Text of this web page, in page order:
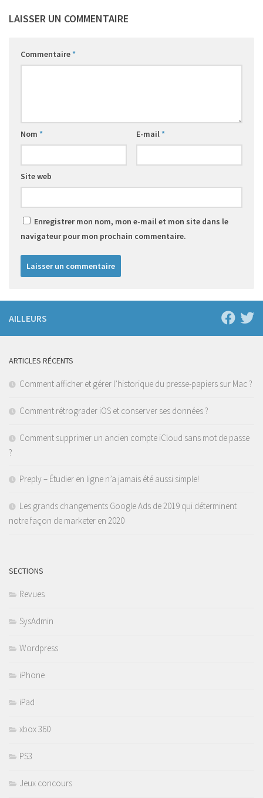
LAISSER UN COMMENTAIRE
Commentaire*
Nom * E-mail*
Site web
Enregistrer mon nom, mon e-mail et mon site dans le
navigateur pour mon prochain commentaire.
AILLEURS
ARTICLES RÉCENTS
Comment afficher et gérer l’historique du presse-papiers sur Mac ?
Comment rétrograder iOS et conserver ses données ?
Comment supprimer un ancien compte iCloud sans mot de passe
?
Preply – Étudier en ligne n’a jamais été aussi simple!
Les grands changements Google Ads de 2019 qui déterminent
notre façon de marketer en 2020
SECTIONS
Revues
SysAdmin
Wordpress
iPhone
iPad
xbox 360
PS3
Jeux concours